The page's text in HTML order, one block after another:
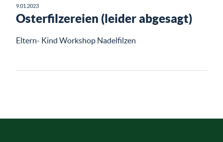
9.01.2023
Osterfilzereien (leider abgesagt)
Eltern- Kind Workshop Nadelfilzen